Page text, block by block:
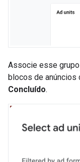
Associe esse
blocos de anúncios
Concluído.